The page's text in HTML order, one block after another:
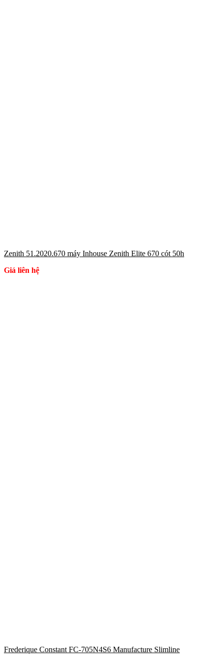
Zenith 51.2020.670 máy Inhouse Zenith Elite 670 cót 50h
Giá liên hệ
Frederique Constant FC-705N4S6 Manufacture Slimline